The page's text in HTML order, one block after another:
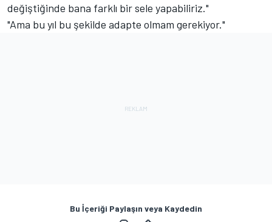
değiştiğinde bana farklı bir sele yapabiliriz."
"Ama bu yıl bu şekilde adapte olmam gerekiyor."
Bu İçeriği Paylaşın veya Kaydedin